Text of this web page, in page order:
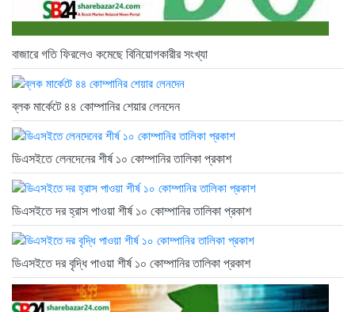
বাজারে গতি ফিরলেও কমেছে বিনিয়োগকারীর সংখ্যা
ব্লক মার্কেটে ৪৪ কোম্পানির শেয়ার লেনদেন
ডিএসইতে লেনদেনের শীর্ষ ১০ কোম্পানির তালিকা প্রকাশ
ডিএসইতে দর হ্রাস পাওয়া শীর্ষ ১০ কোম্পানির তালিকা প্রকাশ
ডিএসইতে দর বৃদ্ধি পাওয়া শীর্ষ ১০ কোম্পানির তালিকা প্রকাশ